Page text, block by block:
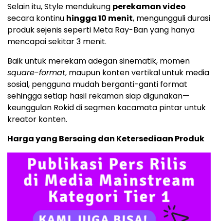
Selain itu, Style mendukung perekaman video
secara kontinu hingga 10 menit, mengungguli durasi
produk sejenis seperti Meta Ray-Banyang hanya
mencapai sekitar 3 menit.
Baik untuk merekam adegan sinematik, momen
square-format, maupun konten vertikal untuk media
sosial, pengguna mudah berganti-ganti format
sehingga setiap hasil rekaman siap digunakan—
keunggulan Rokid di segmen kacamata pintar untuk
kreator konten.
Harga yang Bersaing dan Ketersediaan Produk